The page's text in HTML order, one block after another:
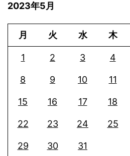
2023年5月
月 火 水 木
1 2 3 4
8 9 10 11
15 16 17 18
22 23 24 25
29 30 31